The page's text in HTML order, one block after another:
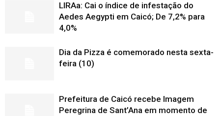
LIRAa: Cai o índice de infestação do
Aedes Aegypti em Caicó; De 7,2% para
4,0%
Dia da Pizza é comemorado nesta sexta-
feira (10)
Prefeitura de Caicó recebe Imagem
Peregrina de Sant’Ana em momento de